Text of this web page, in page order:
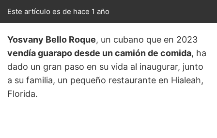
Este artículo es de hace 1 año
Yosvany Bello Roque, un cubano que en 2023
vendía guarapo desde un camión de comida, ha
dado un gran paso en su vida al inaugurar, junto
a su familia, un pequeño restaurante en Hialeah,
Florida.